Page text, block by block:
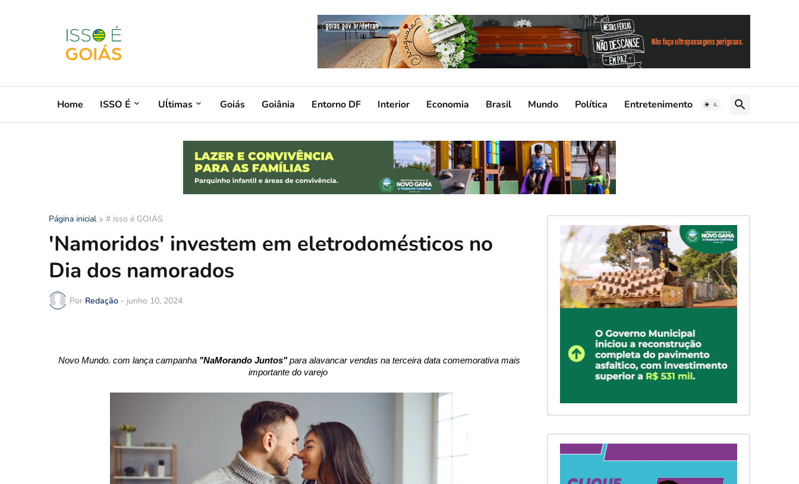
Home ISSO É Uĺtimas Goiás Goiânia Entorno DF Interior Economia Brasil Mundo Política Entretenimento
Página inicial # isso é GOIÁS
'Namoridos' investem em eletrodomésticos no
Dia dos namorados
Por Redação - junho 10, 2024
Novo Mundo. com lança campanha "NaMorando Juntos"para alavancar vendas na terceira data comemorativa mais
importante do varejo